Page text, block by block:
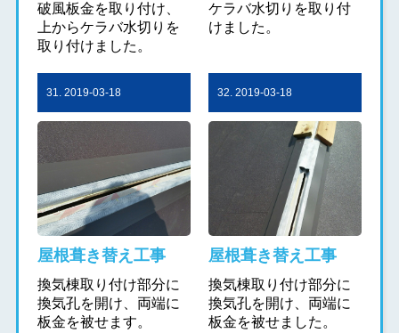
破風板金を取り付け、
上からケラバ水切りを
取り付けました。
ケラバ水切りを取り付
けました。
31. 2019-03-18
屋根葺き替え工事
換気棟取り付け部分に
換気孔を開け、両端に
板金を被せます。
32. 2019-03-18
屋根葺き替え工事
換気棟取り付け部分に
換気孔を開け、両端に
板金を被せました。